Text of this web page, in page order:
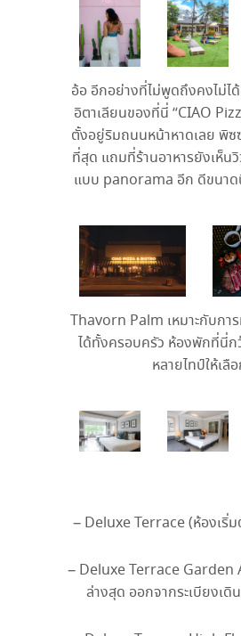
อ้อ อีกอย่างที่ไม่พูดถึงคงไม่ไ
อิตาเลียนของที่นี่ “CIAO
ตั้งอยู่ริมถนนหน้าหาดเลย พิซ
ที่สุด แถมที่ร้านอาหารยังเห็น
แบบ panorama อีก ดีขนาด
Thavorn Palm เหมาะกับก
ได้ทั้งครอบครัว ห้องพักที่นี่ก
หลายไทป์ให้เลื
– Deluxe Terrace (ห้องเริ่
– Deluxe Terrace Garden
ล่างสุด ออกจากระเบียงเดิ